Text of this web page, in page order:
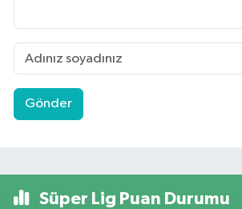
Gönder
Süper Lig Puan Durumu